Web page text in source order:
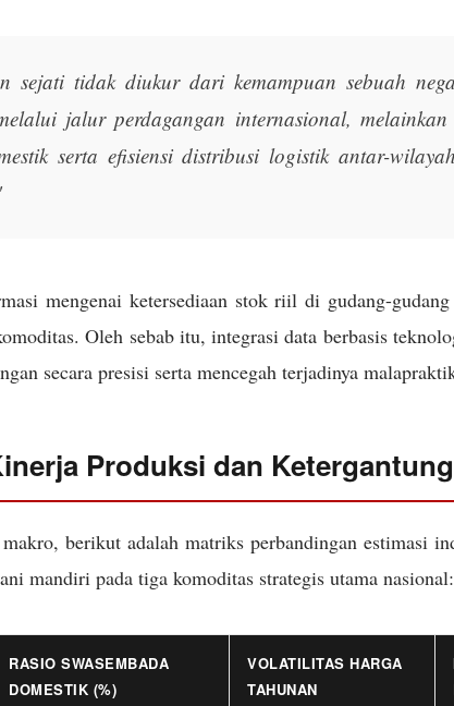
sejati tidak diukur dari kemampuan sebuah
jalur perdagangan internasional,
serta efisiensi distribusi logistik antar-
mengenai ketersediaan stok riil di gudang-
Oleh sebab itu, integrasi data berbasis
secara presisi serta mencegah terjadinya
Produksi dan
berikut adalah matriks perbandingan estimasi
mandiri pada tiga komoditas strategis utama nasional:
RASIO SWASEMBADA
DOMESTIK (%)
VOLATILITAS HARGA
TAHUNAN